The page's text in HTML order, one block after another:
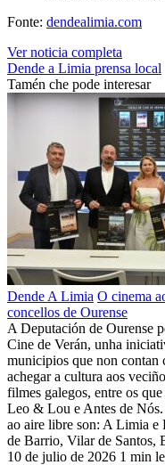
Fonte: dendealimia.com
Ver noticia completa
Dende a Limia prensa local
Tamén che pode interesar
Dende A Limia O cinema
concellos de Ourense
A Deputación de Ourense
Cine de Verán, unha
municipios que non contan
achegar a cultura aos
filmes galegos, entre os
Leo & Lou e Antes de Nós.
ao aire libre son: A Limia e
de Barrio, Vilar de
10 de julio de 2026 1 min